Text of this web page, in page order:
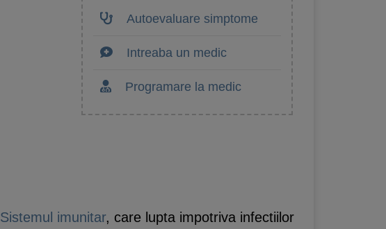
Autoevaluare simptome
Intreaba un medic
Programare la medic
Sistemul imunitar, care lupta impotriva infectiilor